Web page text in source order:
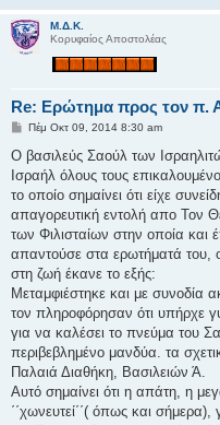
Μ.Δ.Κ.
Κορυφαίος Αποστολέας
Re: Ερώτημα προς τον π.
Δ
μ
ο
σ
ί
υ
σ
Πέμ Οκτ 09, 2014 8:30 am
Ο βασιλεύς Σαούλ των
Ισραήλ όλους τους
το οποίο σημαίνει ότι είχε
απαγορευτική εντολή απο Τον
των Φιλισταίων στην οποία και
απαντούσε στα ερωτήματά του,
στη ζωή έκανε το εξής:
Μεταμφιέστηκε και με συνοδία
τον πληροφόρησαν ότι υπήρχε
για να καλέσει το πνεύμα του
περιβεβλημένο μανδύα. τα
Παλαιά Διαθήκη, Βασιλειών Ά.
Αυτό σημαίνει ότι η απάτη, η
΄΄χωνευτεί΄΄( όπως και σήμερα),